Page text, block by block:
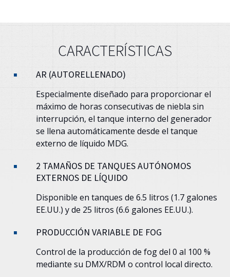
CARACTERÍSTICAS
AR (AUTORELLENADO)
Especialmente diseñado para proporcionar el
máximo de horas consecutivas de niebla sin
interrupción, el tanque interno del generador
se llena automáticamente desde el tanque
externo de líquido MDG.
2 TAMAÑOS DE TANQUES AUTÓNOMOS
EXTERNOS DE LÍQUIDO
Disponible en tanques de 6.5 litros (1.7 galones
EE.UU.) y de 25 litros (6.6 galones EE.UU.).
PRODUCCIÓN VARIABLE DE FOG
Control de la producción de fog del 0 al 100 %
mediante su DMX/RDM o control local directo.